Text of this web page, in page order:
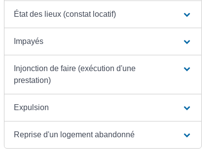
État des lieux (constat locatif)
Impayés
Injonction de faire (exécution d'une
prestation)
Expulsion
Reprise d'un logement abandonné